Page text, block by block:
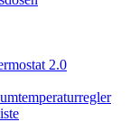
2.0